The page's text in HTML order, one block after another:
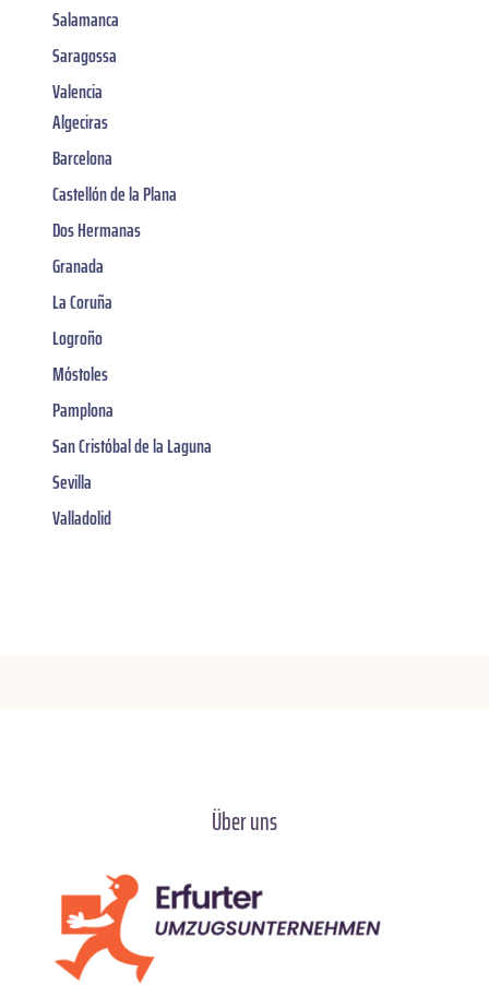
Salamanca
Saragossa
Valencia
Algeciras
Barcelona
Castellón de la Plana
Dos Hermanas
Granada
La Coruña
Logroño
Móstoles
Pamplona
San Cristóbal de la Laguna
Sevilla
Valladolid
Über uns